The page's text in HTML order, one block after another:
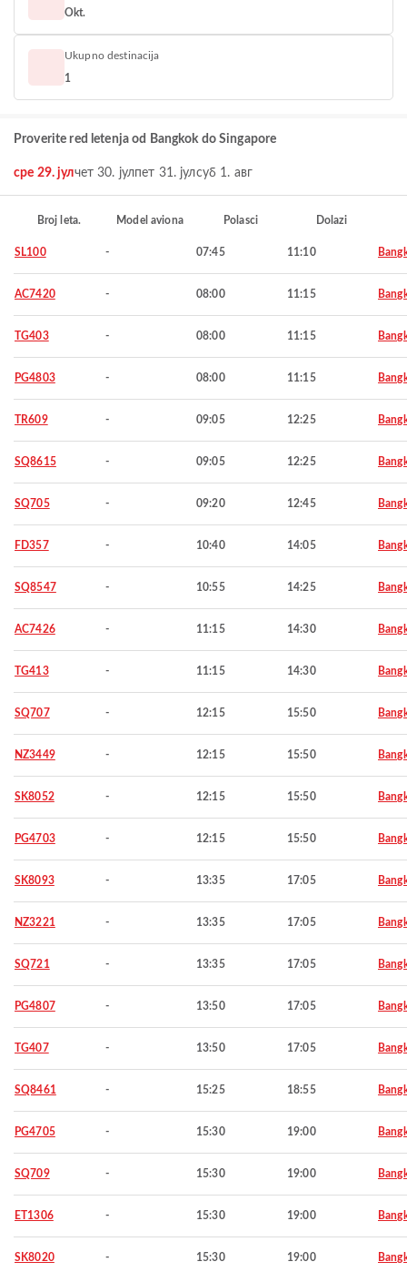
Okt.
Ukupno destinacija
1
Proverite red letenja od Bangkok do Singapore
сре 29. јулчет 30. јулпет 31. јулсуб 1. авг
Broj leta. Model aviona Polasci Dolazi
SL100 - 07:45 11:10
AC7420 - 08:00 11:15
TG403 - 08:00 11:15
PG4803 - 08:00 11:15
TR609 - 09:05 12:25
SQ8615 - 09:05 12:25
SQ705 - 09:20 12:45
FD357 - 10:40 14:05
SQ8547 - 10:55 14:25
AC7426 - 11:15 14:30
TG413 - 11:15 14:30
SQ707 - 12:15 15:50
NZ3449 - 12:15 15:50
SK8052 - 12:15 15:50
PG4703 - 12:15 15:50
SK8093 - 13:35 17:05
NZ3221 - 13:35 17:05
SQ721 - 13:35 17:05
PG4807 - 13:50 17:05
TG407 - 13:50 17:05
SQ8461 - 15:25 18:55
PG4705 - 15:30 19:00
SQ709 - 15:30 19:00
ET1306 - 15:30 19:00
SK8020 - 15:30 19:00